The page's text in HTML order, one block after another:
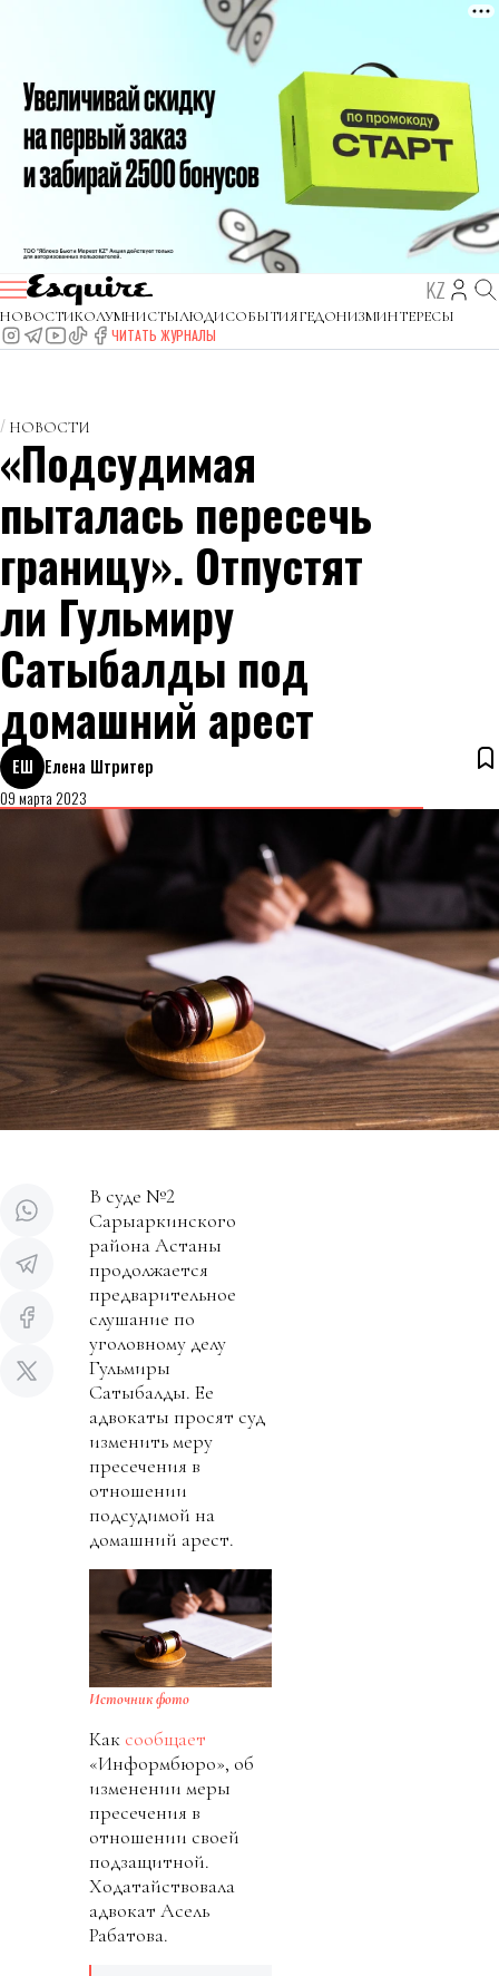
KZ
НОВОСТИКОЛУМНИСТЫЛЮДИСОБЫТИЯГЕДОНИЗМИНТЕРЕСЫ
ЧИТАТЬ ЖУРНАЛЫ
НОВОСТИ
«Подсудимая
пыталась пересечь
границу». Отпустят
ли Гульмиру
Сатыбалды под
домашний арест
ЕШ Елена Штритер
09 марта 2023
В суде №2
Сарыаркинского
района Астаны
продолжается
предварительное
слушание по
уголовному делу
Гульмиры
Сатыбалды. Ее
адвокаты просят суд
изменить меру
пресечения в
отношении
подсудимой на
домашний арест.
Источник фото
Как сообщает
«Информбюро», об
изменении меры
пресечения в
отношении своей
подзащитной.
Ходатайствовала
адвокат Асель
Рабатова.